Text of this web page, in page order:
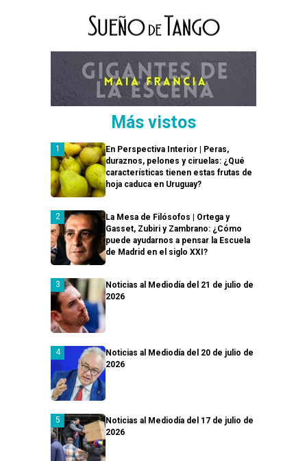
Más vistos
En Perspectiva Interior | Peras,
duraznos, pelones y ciruelas: ¿Qué
características tienen estas frutas de
hoja caduca en Uruguay?
La Mesa de Filósofos | Ortega y
Gasset, Zubiri y Zambrano: ¿Cómo
puede ayudarnos a pensar la Escuela
de Madrid en el siglo XXI?
Noticias al Mediodía del 21 de julio de
2026
Noticias al Mediodía del 20 de julio de
2026
Noticias al Mediodía del 17 de julio de
2026